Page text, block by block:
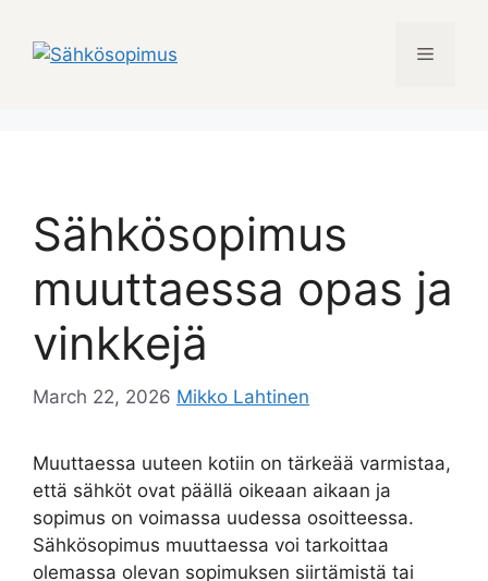
content
Menu
Sähkösopimus
muuttaessa opas ja
vinkkejä
March 22, 2026 Mikko Lahtinen
Muuttaessa uuteen kotiin on tärkeää varmistaa,
että sähköt ovat päällä oikeaan aikaan ja
sopimus on voimassa uudessa osoitteessa.
Sähkösopimus muuttaessa voi tarkoittaa
olemassa olevan sopimuksen siirtämistä tai